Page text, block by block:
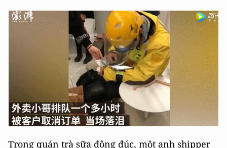
Trong quán trà sữa đông đúc, một anh shipper